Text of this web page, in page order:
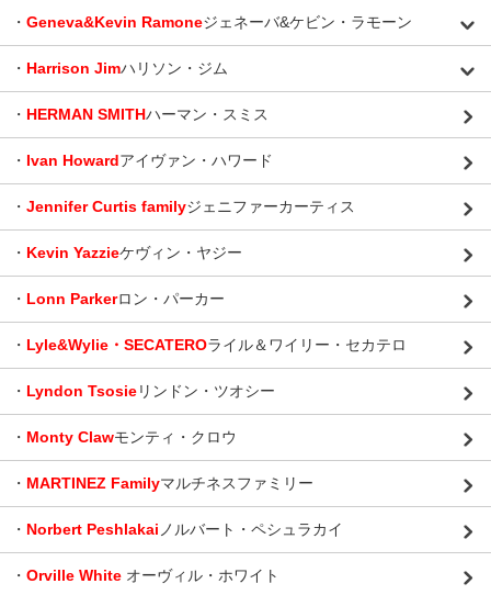
・ Geneva&Kevin Ramoneジェネーバ&ケビン・ラモーン
・ Harrison Jimハリソン・ジム
・ HERMAN SMITHハーマン・スミス
・ Ivan Howardアイヴァン・ハワード
・ Jennifer Curtis familyジェニファーカーティス
・ Kevin Yazzieケヴィン・ヤジー
・ Lonn Parkerロン・パーカー
・ Lyle&Wylie・SECATEROライル＆ワイリー・セカテロ
・ Lyndon Tsosieリンドン・ツオシー
・ Monty Clawモンティ・クロウ
・ MARTINEZ Familyマルチネスファミリー
・ Norbert Peshlakai ノルバート・ペシュラカイ
・ Orville White オーヴィル・ホワイト